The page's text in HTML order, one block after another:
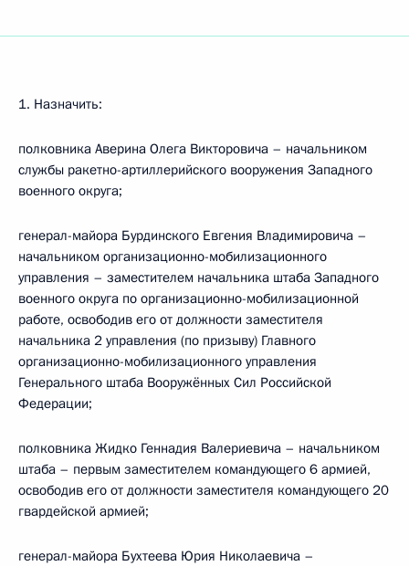
1. Назначить:
полковника Аверина Олега Викторовича – начальником
службы ракетно-артиллерийского вооружения Западного
военного округа;
генерал-майора Бурдинского Евгения Владимировича –
начальником организационно-мобилизационного
управления – заместителем начальника штаба Западного
военного округа по организационно-мобилизационной
работе, освободив его от должности заместителя
начальника 2 управления (по призыву) Главного
организационно-мобилизационного управления
Генерального штаба Вооружённых Сил Российской
Федерации;
полковника Жидко Геннадия Валериевича – начальником
штаба – первым заместителем командующего 6 армией,
освободив его от должности заместителя командующего 20
гвардейской армией;
генерал-майора Бухтеева Юрия Николаевича –